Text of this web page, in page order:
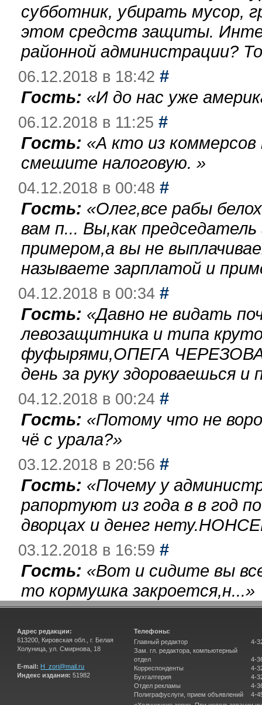
субботник, убирать мусор,
этом средств защиты.
районной администрации?
06.12.2018 в 18:42 #
Гость: «И до нас уже
06.12.2018 в 11:25 #
Гость: «А кто из
смешите налоговую. »
04.12.2018 в 00:48 #
Гость: «Олег,все рабы
вам п... Вы,как
примером,а вы не
называете зарплатой и
04.12.2018 в 00:34 #
Гость: «Давно не видать
левозащитника и типа
фуфырями,ОПЕГА
день за руку здороваешься
04.12.2018 в 00:24 #
Гость: «Потому что не
чё с урала?»
03.12.2018 в 20:56 #
Гость: «Почему у
рапортуют из года в в год
дворцах и денег
03.12.2018 в 16:59 #
Гость: «Вот и сидите вы
то кормушка закроется,н...»
Адрес редакции:
613200, Кировская обл., г. Белая
Холуница, ул. Смирнова, 18
E-mail: H_zori@mail.ru
Индекс издания: 51982
Телефоны:
Главный редактор
Зам. гл. редактора, компьютерный
отдел
Корреспонденты
Бухгалтерия
Отдел рекламы
Полиграфуслуги, прием объявлений
4-
4-
4-
4-
4-
4-